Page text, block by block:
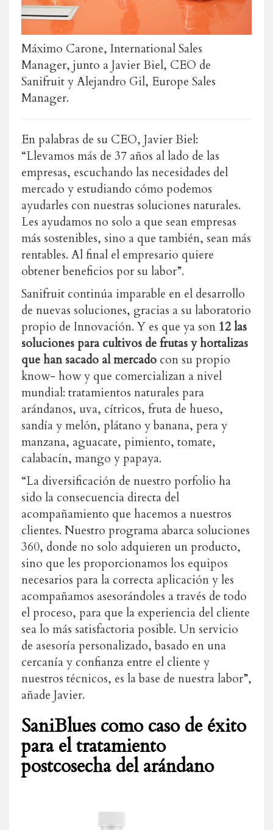
Máximo Carone, International Sales
Manager, junto a Javier Biel, CEO de
Sanifruit y Alejandro Gil, Europe Sales
Manager.
En palabras de su CEO, Javier Biel:
“Llevamos más de 37 años al lado de las
empresas, escuchando las necesidades del
mercado y estudiando cómo podemos
ayudarles con nuestras soluciones naturales.
Les ayudamos no solo a que sean empresas
más sostenibles, sino a que también, sean más
rentables. Al final el empresario quiere
obtener beneficios por su labor”.
Sanifruit continúa imparable en el desarrollo
de nuevas soluciones, gracias a su laboratorio
propio de Innovación. Y es que ya son 12 las
soluciones para cultivos de frutas y hortalizas
que han sacado al mercado con su propio
know- how y que comercializan a nivel
mundial: tratamientos naturales para
arándanos, uva, cítricos, fruta de hueso,
sandía y melón, plátano y banana, pera y
manzana, aguacate, pimiento, tomate,
calabacín, mango y papaya.
“La diversificación de nuestro porfolio ha
sido la consecuencia directa del
acompañamiento que hacemos a nuestros
clientes. Nuestro programa abarca soluciones
360, donde no solo adquieren un producto,
sino que les proporcionamos los equipos
necesarios para la correcta aplicación y les
acompañamos asesorándoles a través de todo
el proceso, para que la experiencia del cliente
sea lo más satisfactoria posible. Un servicio
de asesoría personalizado, basado en una
cercanía y confianza entre el cliente y
nuestros técnicos, es la base de nuestra labor”,
añade Javier.
SaniBlues como caso de éxito
para el tratamiento
postcosecha del arándano